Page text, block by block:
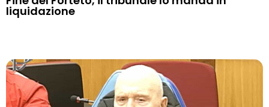
liquidazione